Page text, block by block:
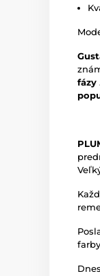
fázy